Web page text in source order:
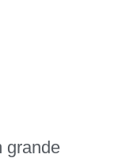
grande